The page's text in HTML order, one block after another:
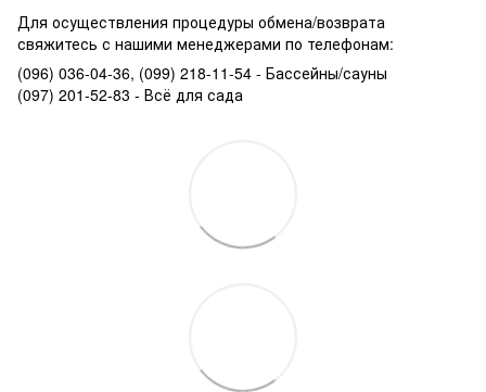
Для осуществления процедуры обмена/возврата
свяжитесь с нашими менеджерами по телефонам:
(096) 036-04-36, (099) 218-11-54 - Бассейны/сауны
(097) 201-52-83 - Всё для сада